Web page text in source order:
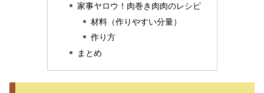
家事ヤロウ！肉巻き肉肉のレシピ
材料（作りやすい分量）
作り方
まとめ